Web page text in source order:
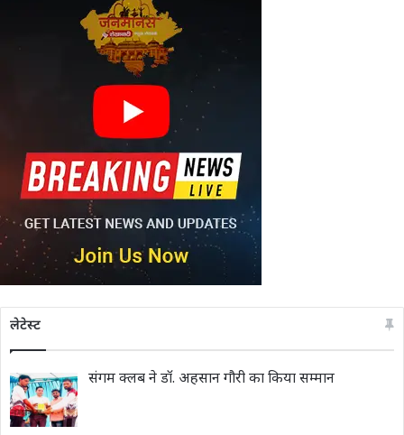
लेटेस्ट
संगम क्लब ने डॉ. अहसान गौरी का किया सम्मान